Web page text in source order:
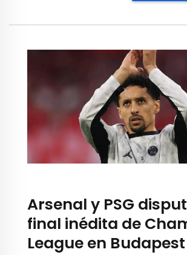
Arsenal y PSG
final inédita de
League en Budapest